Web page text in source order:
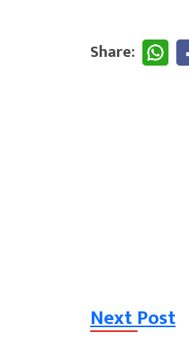
Share:
Next Post